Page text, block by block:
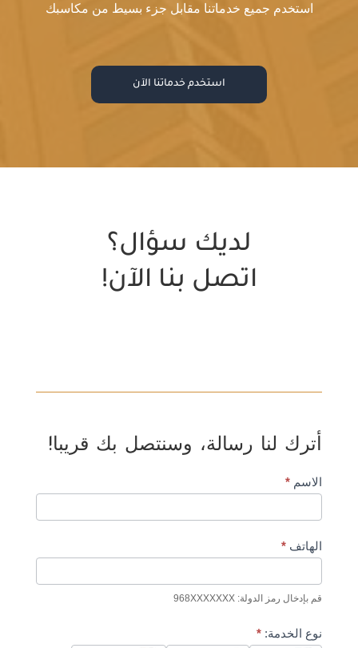
استخدم جميع خدماتنا مقابل جزء بسيط من مكاسبك
استخدم خدماتنا الآن
لديك سؤال؟
اتصل بنا الآن!
أترك لنا رسالة، وسنتصل بك قريبا!
Real
Estate
Lead
(General)
الاسم *
الهاتف *
قم بإدخال رمز الدولة: 968XXXXXXX
نوع الخدمة: *